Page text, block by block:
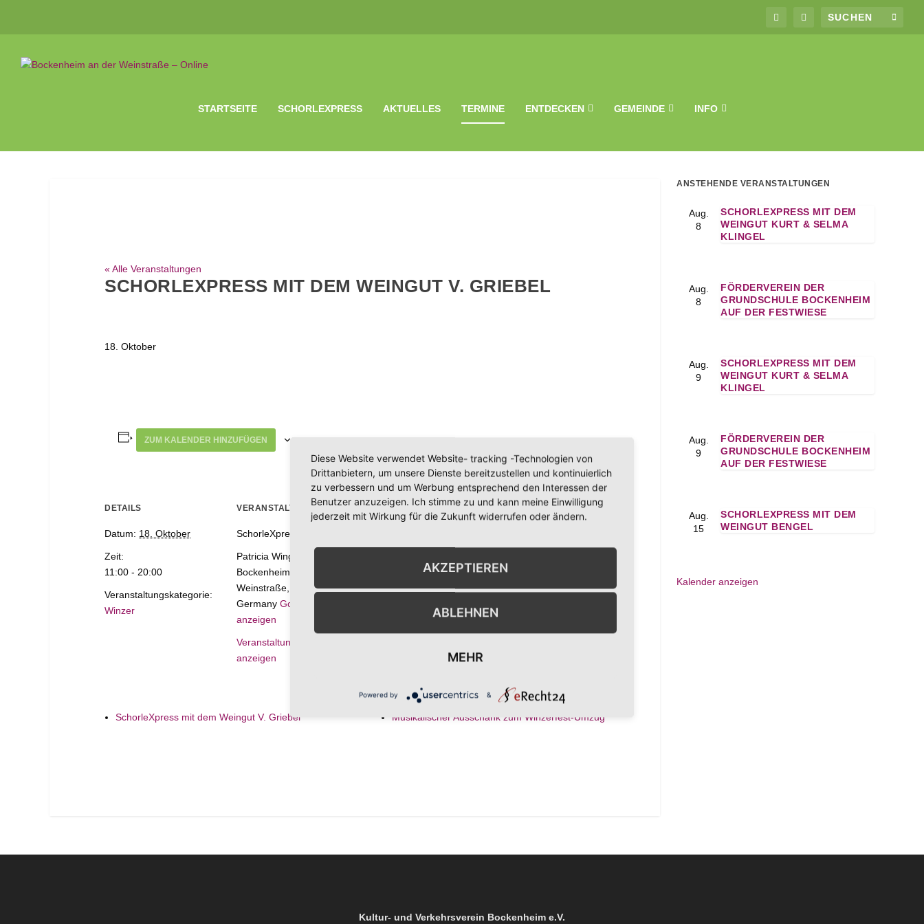
STARTSEITE SCHORLEXPRESS AKTUELLES TERMINE ENTDECKEN GEMEINDE INFO
« Alle Veranstaltungen
SCHORLEXPRESS MIT DEM WEINGUT V. GRIEBEL
18. Oktober
ZUM KALENDER HINZUFÜGEN
DETAILS
Datum: 18. Oktober
Zeit:
11:00 - 20:00
Veranstaltungskategorie:
Winzer
VERANSTALTUNGSORT
SchorleXpress
Patricia Wingert
Bockenheim an der
Weinstraße
67278
Germany Google Karte
anzeigen
Veranstaltungsort-Website
anzeigen
VERANSTALTER
griebel.de
Veranstalter-Website
anzeigen
SchorleXpress mit dem Weingut V. Griebel Musikalischer Ausschank zum Winzerfest-Umzug
ANSTEHENDE VERANSTALTUNGEN
Aug.
8
SCHORLEXPRESS MIT DEM
WEINGUT KURT & SELMA
KLINGEL
Aug.
8
FÖRDERVEREIN DER
GRUNDSCHULE BOCKENHEIM
AUF DER FESTWIESE
Aug.
9
SCHORLEXPRESS MIT DEM
WEINGUT KURT & SELMA
KLINGEL
Aug.
9
FÖRDERVEREIN DER
GRUNDSCHULE BOCKENHEIM
AUF DER FESTWIESE
Aug.
15
SCHORLEXPRESS MIT DEM
WEINGUT BENGEL
Kalender anzeigen
Kultur- und Verkehrsverein Bockenheim e.V.
Diese Website verwendet Website- tracking -Technologien von
Drittanbietern, um unsere Dienste bereitzustellen und kontinuierlich
zu verbessern und um Werbung entsprechend den Interessen der
Benutzer anzuzeigen. Ich stimme zu und kann meine Einwilligung
jederzeit mit Wirkung für die Zukunft widerrufen oder ändern.
AKZEPTIEREN
ABLEHNEN
MEHR
Powered by &